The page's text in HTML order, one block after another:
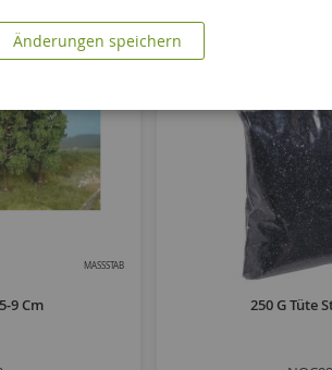
MASSSTAB
9 Cm 250 G Tüte
Änderungen speichern